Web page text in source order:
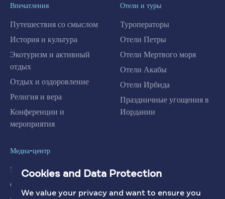
Впечатления
Путешествия со смыслом
История и культура
Экотуризм и активный
отдых
Отдых и оздоровление
Религия и вера
Конференции и
мероприятия
Отели и туры
Туроператоры
Отели Петры
Отели Мертвого моря
Отели Акабы
Отели Ирбида
Праздничные угощения в
Иордании
Медиа-центр
Новости
Статьи
Cookies and Data Protection
We value your privacy and want to ensure you